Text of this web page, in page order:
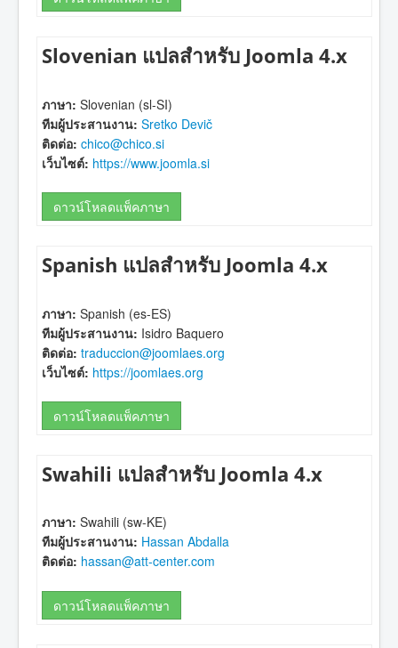
Slovenian แปลสำหรับ Joomla 4.x
ภาษา: Slovenian (sl-SI)
ทีมผู้ประสานงาน: Sretko Devič
ติดต่อ: chico@chico.si
เว็บไซต์: https://www.joomla.si
ดาวน์โหลดแพ็คภาษา
Spanish แปลสำหรับ Joomla 4.x
ภาษา: Spanish (es-ES)
ทีมผู้ประสานงาน: Isidro Baquero
ติดต่อ: traduccion@joomlaes.org
เว็บไซต์: https://joomlaes.org
ดาวน์โหลดแพ็คภาษา
Swahili แปลสำหรับ Joomla 4.x
ภาษา: Swahili (sw-KE)
ทีมผู้ประสานงาน: Hassan Abdalla
ติดต่อ: hassan@att-center.com
ดาวน์โหลดแพ็คภาษา